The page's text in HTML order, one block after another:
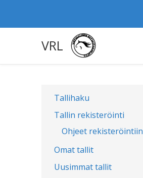
VRL
Tallihaku
Tallin rekisteröinti
Ohjeet rekisteröintiin
Omat tallit
Uusimmat tallit